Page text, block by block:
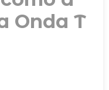
Onda T